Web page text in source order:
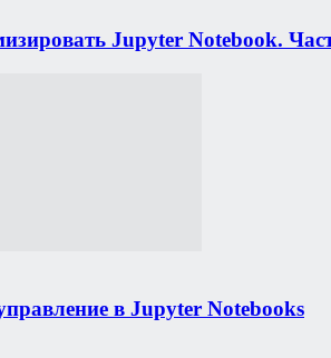
Jupyter Notebook.
в Jupyter Notebooks